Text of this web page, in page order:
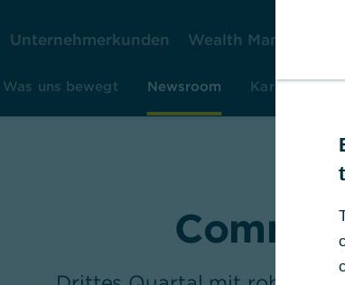
Unternehmerkunden Wealth Management
Was uns bewegt Newsroom Karriere